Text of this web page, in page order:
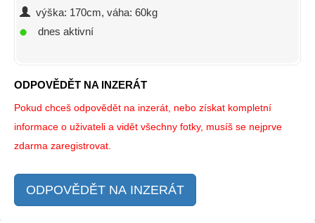
výška: 170cm, váha: 60kg
dnes aktivní
ODPOVĚDĚT NA INZERÁT
Pokud chceš odpovědět na inzerát, nebo získat kompletní
informace o uživateli a vidět všechny fotky, musíš se nejprve
zdarma zaregistrovat.
ODPOVĚDĚT NA INZERÁT